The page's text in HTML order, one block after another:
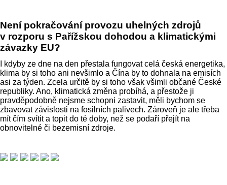
Není pokračování provozu uhelných zdrojů
v rozporu s Pařížskou dohodou a klimatickými
závazky EU?
I kdyby ze dne na den přestala fungovat celá česká energetika,
klima by si toho ani nevšimlo a Čína by to dohnala na emisích
asi za týden. Zcela určitě by si toho však všimli občané České
republiky. Ano, klimatická změna probíhá, a přestože ji
pravděpodobně nejsme schopni zastavit, měli bychom se
zbavovat závislosti na fosilních palivech. Zároveň je ale třeba
mít čím svítit a topit do té doby, než se podaří přejít na
obnovitelné či bezemisní zdroje.